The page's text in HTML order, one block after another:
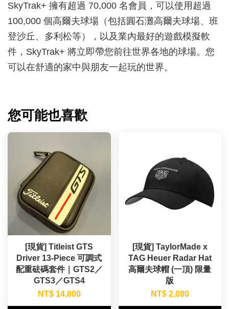
SkyTrak+ 擁有超過 70,000 名會員，可以使用超過
100,000 個高爾夫球場（包括圓石灘高爾夫球場、班
登沙丘、多利松等），以及業內最好的遊戲模擬軟
件，SkyTrak+ 將立即帶您前往世界各地的球場。您
可以在舒適的家中與朋友一起玩的世界。
您可能也喜歡
[現貨] Titleist GTS
Driver 13-Piece 可調式
配重砝碼套件｜GTS2／
GTS3／GTS4
NT$ 14,800
[現貨] TaylorMade x
TAG Heuer Radar Hat
高爾夫球帽 (一頂) 限量
版
NT$ 2,080